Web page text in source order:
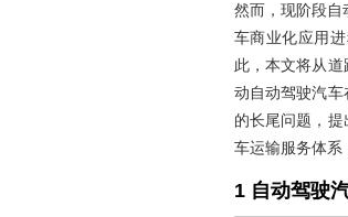
然而，现阶段
车商业化应用
此，本文将从
动自动驾驶汽
的长尾问题，
车运输服务体系
1 自动驾驶